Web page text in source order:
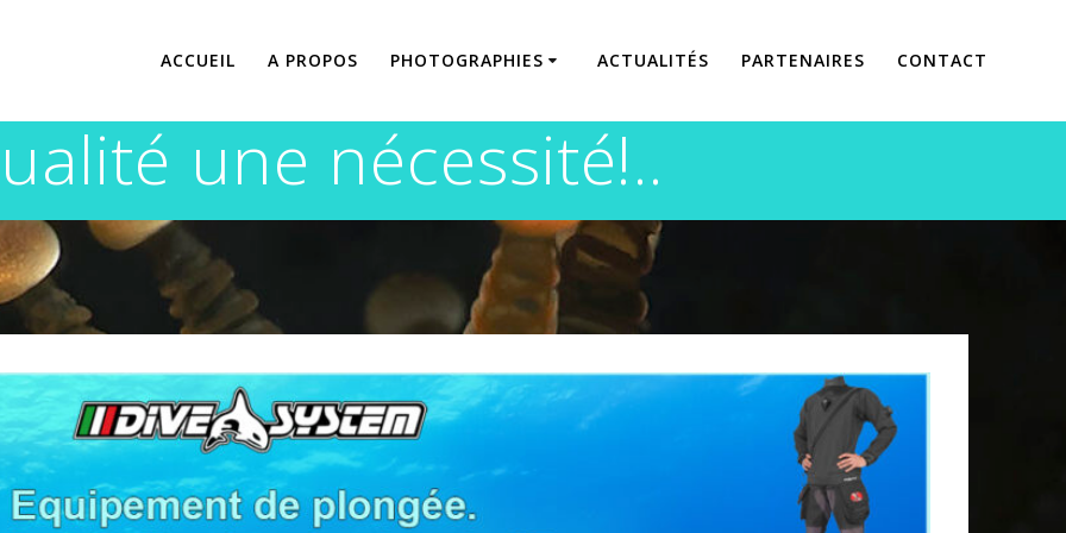
ACCUEIL A PROPOS PHOTOGRAPHIES ACTUALITÉS PARTENAIRES CONTACT
une nécessité!..